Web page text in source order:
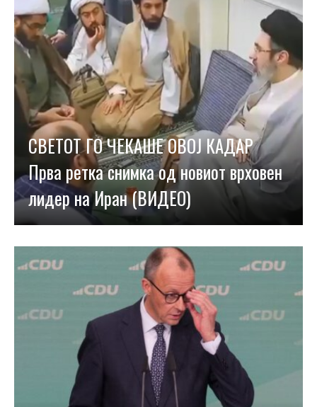
СВЕТОТ ГО ЧЕКАШЕ ОВОЈ КАДАР
Прва ретка снимка од новиот врховен
лидер на Иран (ВИДЕО)